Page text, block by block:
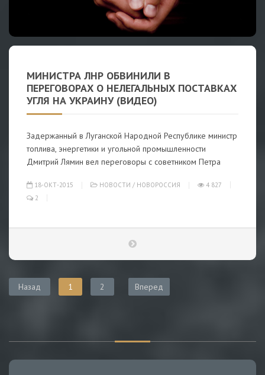
МИНИСТРА ЛНР ОБВИНИЛИ В
ПЕРЕГОВОРАХ О НЕЛЕГАЛЬНЫХ ПОСТАВКАХ
УГЛЯ НА УКРАИНУ (ВИДЕО)
Задержанный в Луганской Народной Республике министр
топлива, энергетики и угольной промышленности
Дмитрий Лямин вел переговоры с советником Петра
18-ОКТ-2015 НОВОСТИ / НОВОРОССИЯ
4 827
2
Назад 1 2 Вперед